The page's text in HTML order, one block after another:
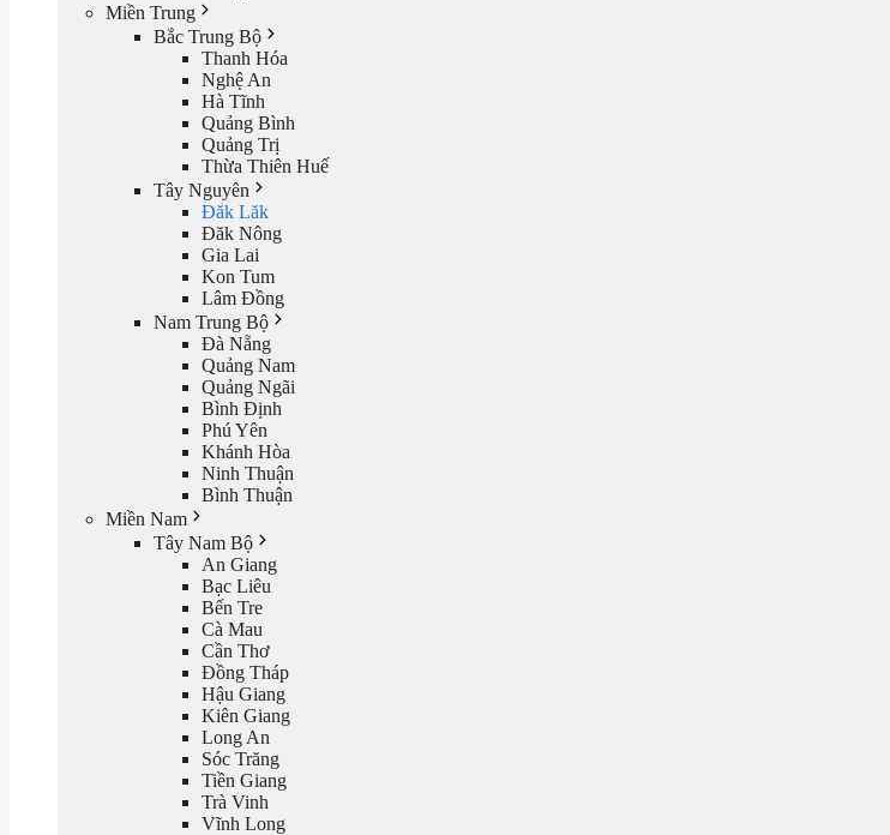
Miền Trung
Bắc Trung Bộ
Thanh Hóa
Nghệ An
Hà Tĩnh
Quảng Bình
Quảng Trị
Thừa Thiên Huế
Tây Nguyên
Đăk Lăk
Đăk Nông
Gia Lai
Kon Tum
Lâm Đồng
Nam Trung Bộ
Đà Nẵng
Quảng Nam
Quảng Ngãi
Bình Định
Phú Yên
Khánh Hòa
Ninh Thuận
Bình Thuận
Miền Nam
Tây Nam Bộ
An Giang
Bạc Liêu
Bến Tre
Cà Mau
Cần Thơ
Đồng Tháp
Hậu Giang
Kiên Giang
Long An
Sóc Trăng
Tiền Giang
Trà Vinh
Vĩnh Long